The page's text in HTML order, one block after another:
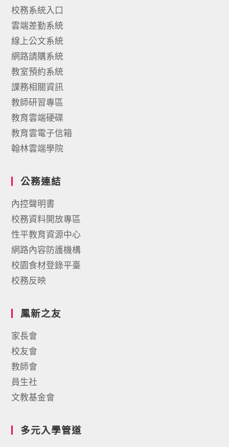
校務系統入口
雲端差勤系統
線上公文系統
網路請購系統
教室預約系統
課務相關資訊
教師研習專區
教育雲端硬碟
教育雲電子信箱
翰林雲端學院
公務連結
內控聲明書
校務資料開放專區
性平教育資源中心
網路內容防護機構
校園食材登錄平臺
校務反映
鳳新之友
家長會
校友會
教師會
員生社
文教基金會
多元入學管道